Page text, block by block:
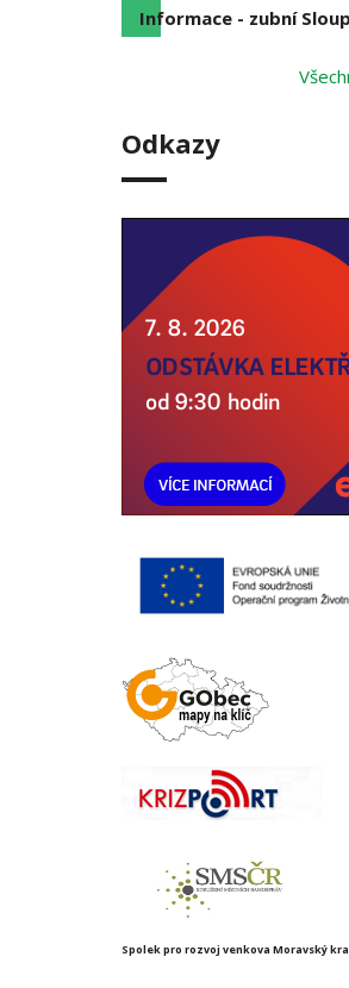
Informace - zubní Sloup
Odkazy
Spolek pro rozvoj venkova Moravský